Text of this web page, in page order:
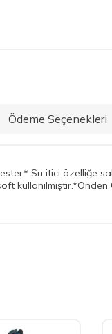
Ödeme Seçenekleri
Su itici özelliğe